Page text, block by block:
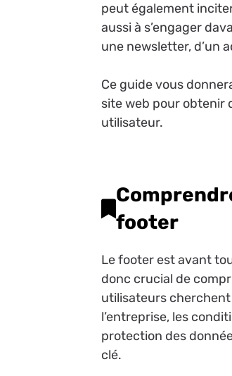
peut également
aussi à s’engager
une newsletter, d’un
Ce guide vous
site web pour obtenir
utilisateur.
footer
Le footer est avant
donc crucial de
utilisateurs
l’entreprise, les
protection des
clé.